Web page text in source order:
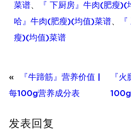
菜谱、 『 下厨房』牛肉(肥瘦)(
哈』牛肉(肥瘦)(均值)菜谱、
瘦)(均值)菜谱
«
『牛蹄筋』营养价值 |
每100g营养成分表
『
发表回复